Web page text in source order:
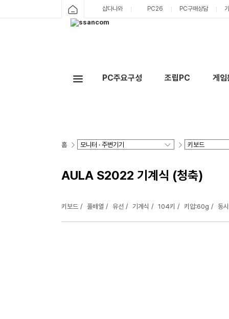
샵다나와 PC26 PC구매상담
PC주요구성 조립PC 게
홈
AULA S2022 기계식 (청축)
키보드 풀배열 유선 기계식 104키 키압:60g 동